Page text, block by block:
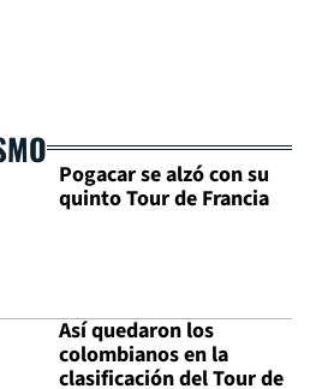
Pogacar se alzó con su
quinto Tour de Francia
Así quedaron los
colombianos en la
clasificación del Tour de